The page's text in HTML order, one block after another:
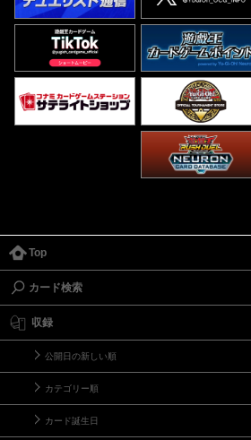
Top
カード検索
収録
公開日の新しい順
カテゴリー順
カード誕生日